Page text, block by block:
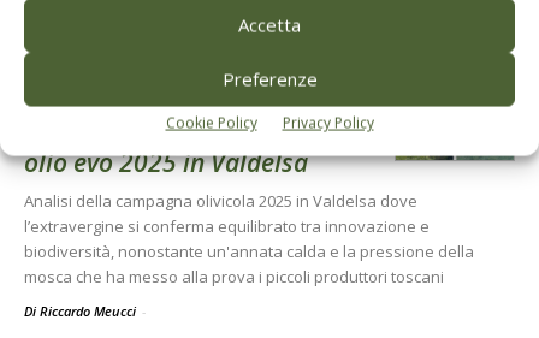
Accetta
Preferenze
Cookie Policy Privacy Policy
13 Maggio 2026
Case history della campagna
olio evo 2025 in Valdelsa
Analisi della campagna olivicola 2025 in Valdelsa dove
l’extravergine si conferma equilibrato tra innovazione e
biodiversità, nonostante un'annata calda e la pressione della
mosca che ha messo alla prova i piccoli produttori toscani
Di Riccardo Meucci -